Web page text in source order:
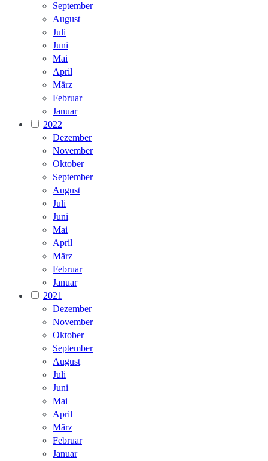
September
August
Juli
Juni
Mai
April
März
Februar
Januar
2022
Dezember
November
Oktober
September
August
Juli
Juni
Mai
April
März
Februar
Januar
2021
Dezember
November
Oktober
September
August
Juli
Juni
Mai
April
März
Februar
Januar